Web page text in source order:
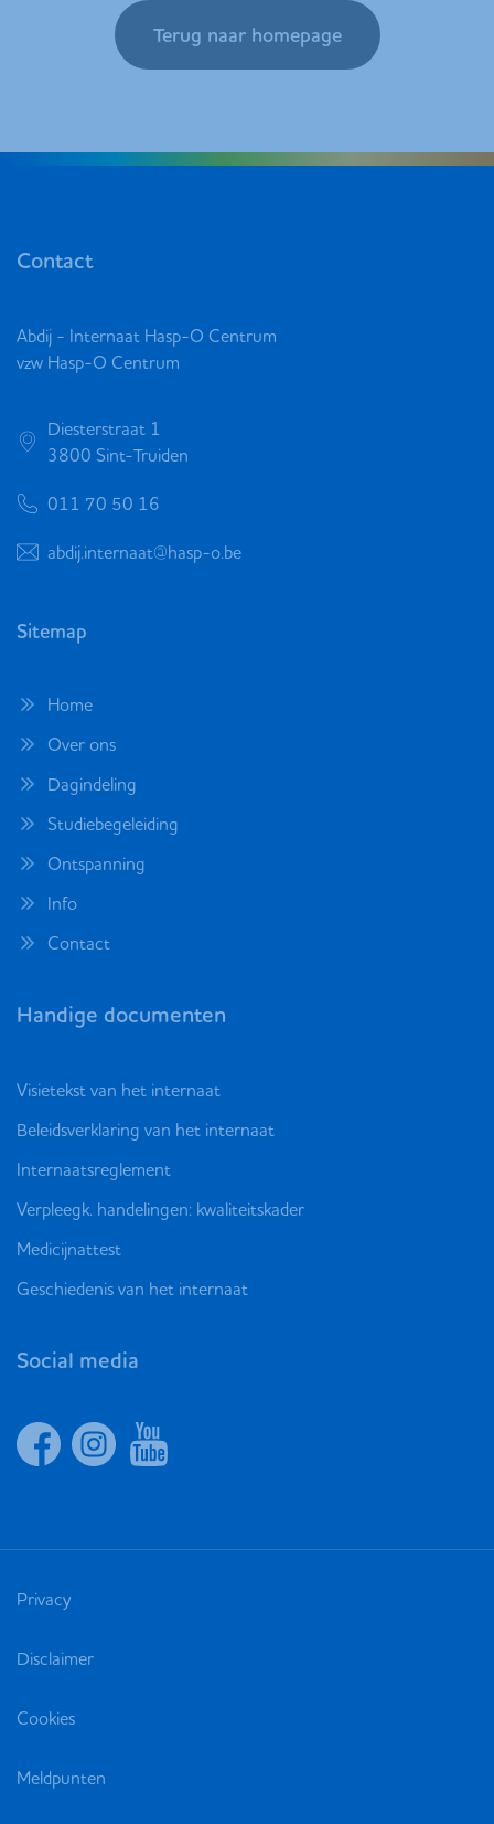
Terug naar homepage
Contact
Abdij - Internaat Hasp-O Centrum
vzw Hasp-O Centrum
Diesterstraat 1
3800 Sint-Truiden
011 70 50 16
abdij.internaat@hasp-o.be
Sitemap
Home
Over ons
Dagindeling
Studiebegeleiding
Ontspanning
Info
Contact
Handige documenten
Visietekst van het internaat
Beleidsverklaring van het internaat
Internaatsreglement
Verpleegk. handelingen: kwaliteitskader
Medicijnattest
Geschiedenis van het internaat
Social media
Privacy
Disclaimer
Cookies
Meldpunten